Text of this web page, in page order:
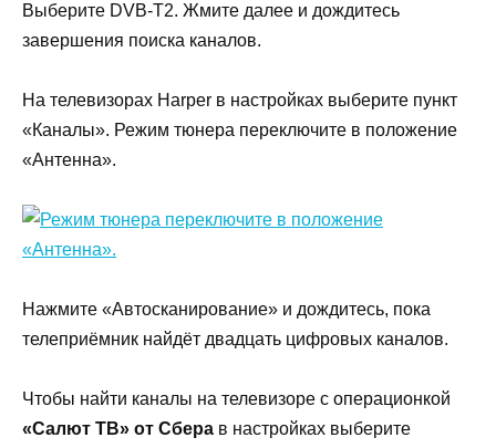
Выберите DVB-T2. Жмите далее и дождитесь
завершения поиска каналов.
На телевизорах Harper в настройках выберите пункт
«Каналы». Режим тюнера переключите в положение
«Антенна».
Нажмите «Автосканирование» и дождитесь, пока
телеприёмник найдёт двадцать цифровых каналов.
Чтобы найти каналы на телевизоре с операционкой
«Салют ТВ» от Сбера в настройках выберите